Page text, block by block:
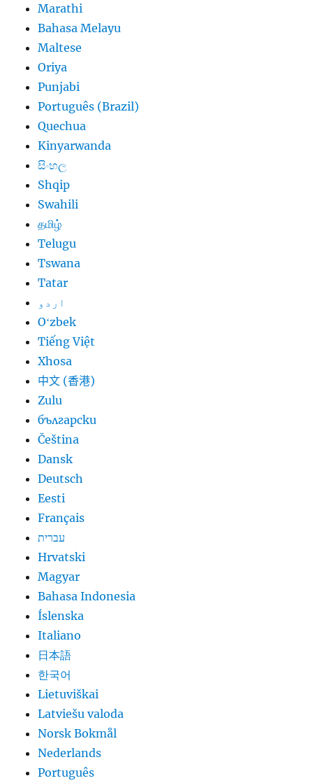
Marathi
Bahasa Melayu
Maltese
Oriya
Punjabi
Português (Brazil)
Quechua
Kinyarwanda
සිංහල
Shqip
Swahili
தமிழ்
Telugu
Tswana
Tatar
اردو
Oʻzbek
Tiếng Việt
Xhosa
中文 (香港)
Zulu
български
Čeština
Dansk
Deutsch
Eesti
Français
עברית
Hrvatski
Magyar
Bahasa Indonesia
Íslenska
Italiano
日本語
한국어
Lietuviškai
Latviešu valoda
Norsk Bokmål
Nederlands
Português